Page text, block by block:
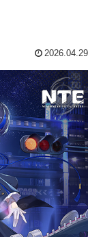
2026.04.29